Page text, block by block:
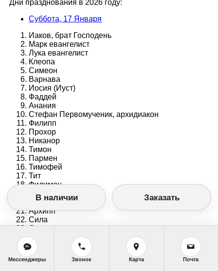
Дни празднования в 2026 году:
Суббота, 17 Января
Иаков, брат Господень
Марк евангелист
Лука евангелист
Клеопа
Симеон
Варнава
Иосия (Иуст)
Фаддей
Анания
Стефан Первомученик, архидиакон
Филипп
Прохор
Никанор
Тимон
Пармен
Тимофей
Тит
Филимон
Онисим
Епафрас
Архипп
Сила
Силуан
Крискент
Крисп
Епенет
Андроник
В наличии Заказать
Мессенджеры Звонок Карта Почта